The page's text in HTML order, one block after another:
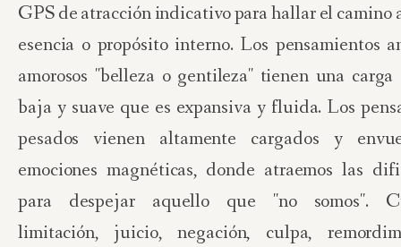
GPS de atracción indicativo para hallar el camino
esencia o propósito interno. Los pensamientos
amorosos "belleza o gentileza" tienen una
baja y suave que es expansiva y fluida. Los
pesados vienen altamente cargados y
emociones magnéticas, donde atraemos las
para despejar aquello que "no somos".
limitación, juicio, negación, culpa,